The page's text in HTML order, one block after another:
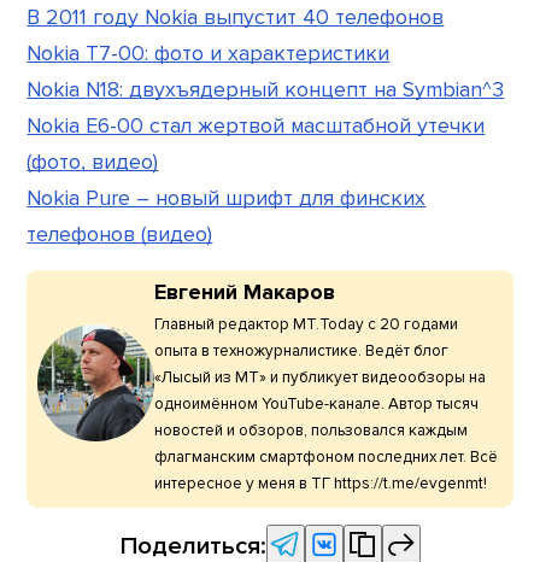
В 2011 году Nokia выпустит 40 телефонов
Nokia T7-00: фото и характеристики
Nokia N18: двухъядерный концепт на Symbian^3
Nokia E6-00 стал жертвой масштабной утечки
(фото, видео)
Nokia Pure – новый шрифт для финских
телефонов (видео)
Евгений Макаров
Главный редактор МТ.Today с 20 годами
опыта в техножурналистике. Ведёт блог
«Лысый из МТ» и публикует видеообзоры на
одноимённом YouTube-канале. Автор тысяч
новостей и обзоров, пользовался каждым
флагманским смартфоном последних лет. Всё
интересное у меня в ТГ https://t.me/evgenmt!
Поделиться: